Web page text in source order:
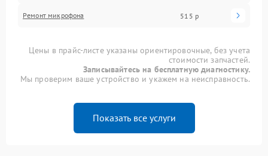
Ремонт микрофона 515 р
Цены в прайс-листе указаны ориентировочные, без учета
стоимости запчастей.
Записывайтесь на бесплатную диагностику.
Мы проверим ваше устройство и укажем на неисправность.
Показать все услуги